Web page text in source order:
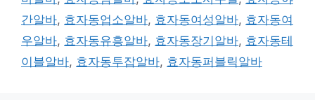
간알바, 효자동업소알바, 효자동여성알바, 효자동여
우알바, 효자동유흥알바, 효자동장기알바, 효자동테
이블알바, 효자동투잡알바, 효자동퍼블릭알바